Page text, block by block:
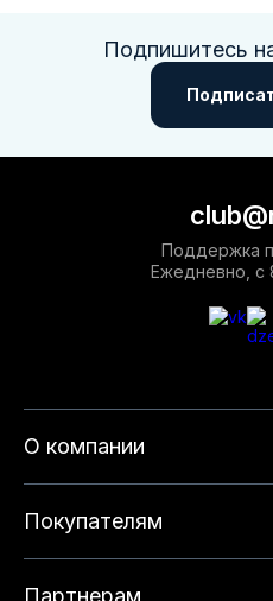
Подпишитесь
О компании
Покупателям
Партнерам
Поддержка
Ежедневно, с